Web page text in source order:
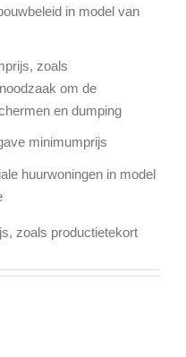
in model van
zoals
om de
en dumping
minimumprijs
huurwoningen in model
zoals productietekort